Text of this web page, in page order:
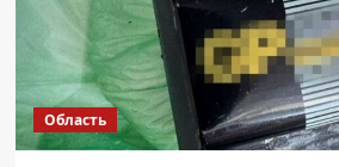
грн
курси
та
солярку
шахраїв.
</strong>
Область